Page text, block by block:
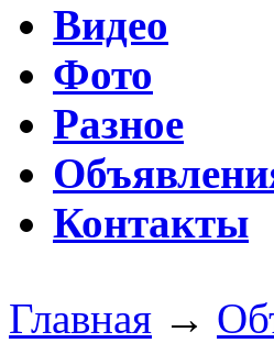
Видео
Фото
Разное
Контакты
Главная →